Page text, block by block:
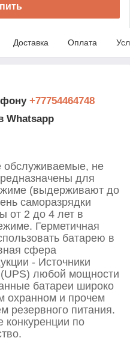
Доставка Оплата
+77754464748
Whatsapp
обслуживаемые, не
для
(выдерживают до
саморазрядки
от 2 до 4 лет в
Герметичная
батарею в
сфера
- Источники
(UPS) любой мощности
батареи широко
охранном и прочем
резервного питания.
конкуренции по